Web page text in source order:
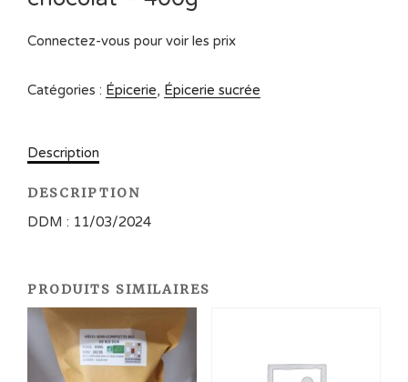
Connectez-vous pour voir les prix
Catégories : Épicerie, Épicerie sucrée
Description
DESCRIPTION
DDM : 11/03/2024
PRODUITS SIMILAIRES